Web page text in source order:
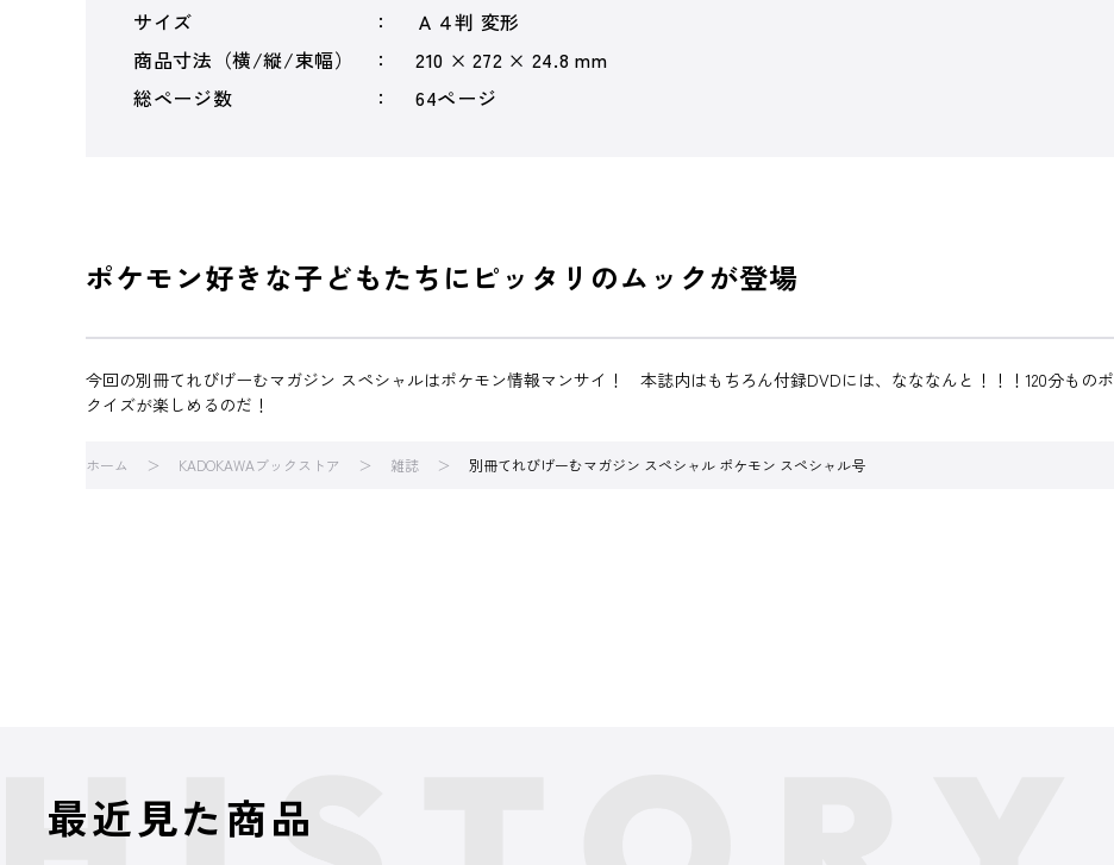
サイズ
Ａ４判 変形
商品寸法（横/縦/束幅）
210 × 272 × 24.8 mm
総ページ数
64ページ
ポケモン好きな子どもたちにピッタリのムックが登場
今回の別冊てれびげーむマガジン スペシャルはポケモン情報マンサイ！ 本誌内はもちろん付録DVDには、なななんと！！！120分も
クイズが楽しめるのだ！
ホーム KADOKAWAブックストア 雑誌 別冊てれびげーむマガジン スペシャル ポケモン スペシャル号
最近見た商品